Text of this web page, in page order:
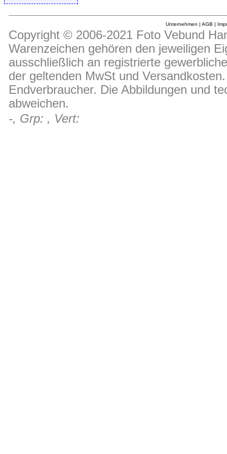
Unternehmen | AGB |
Copyright © 2006-2021 Foto Vebund
Warenzeichen gehören den jeweiligen
ausschließlich an registrierte
der geltenden MwSt und
Endverbraucher. Die Abbildungen und
abweichen.
-, Grp: , Vert: